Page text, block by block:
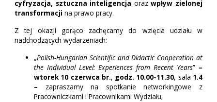
cyfryzacja, sztuczna inteligencja orazwpływ zielonej
transformacji na prawo pracy.
Z tej okazji gorąco zachęcamy do wzięcia udziału w
nadchodzących wydarzeniach:
„Polish-Hungarian Scientific and Didactic Cooperation at
the Individual Level: Experiences from Recent Years” –
wtorek 10 czerwca br., godz. 10.00-11.30, sala 1.4
– zapraszamy na spotkanie networkingowe z
Pracowniczkami i Pracownikami Wydziału;